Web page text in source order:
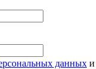
данных